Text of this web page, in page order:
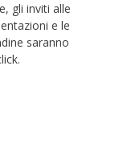
gli inviti alle
e le
saranno